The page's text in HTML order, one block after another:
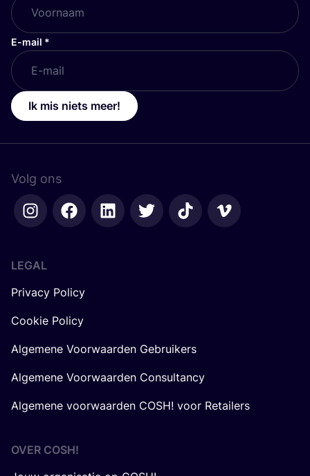
E-mail *
Ik mis niets meer!
Volg ons
LEGAL
Privacy Policy
Cookie Policy
Algemene Voorwaarden Gebruikers
Algemene Voorwaarden Consultancy
Algemene voorwaarden COSH! voor Retailers
OVER COSH!